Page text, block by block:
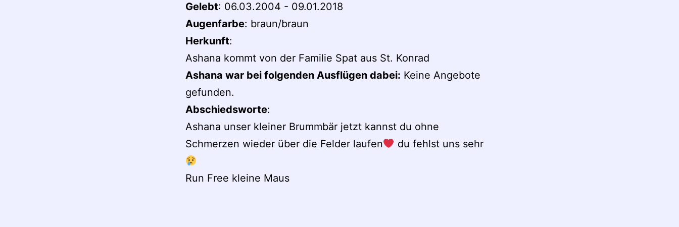
Gelebt: 06.03.2004 - 09.01.2018
Augenfarbe: braun/braun
Herkunft:
Ashana kommt von der Familie Spat aus St. Konrad
Ashana war bei folgenden Ausflügen dabei: Keine Angebote
gefunden.
Abschiedsworte:
Ashana unser kleiner Brummbär jetzt kannst du ohne
Schmerzen wieder über die Felder laufen
du fehlst uns sehr
Run Free kleine Maus